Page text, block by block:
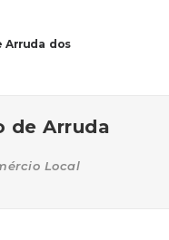
Arruda dos
de Arruda
Local